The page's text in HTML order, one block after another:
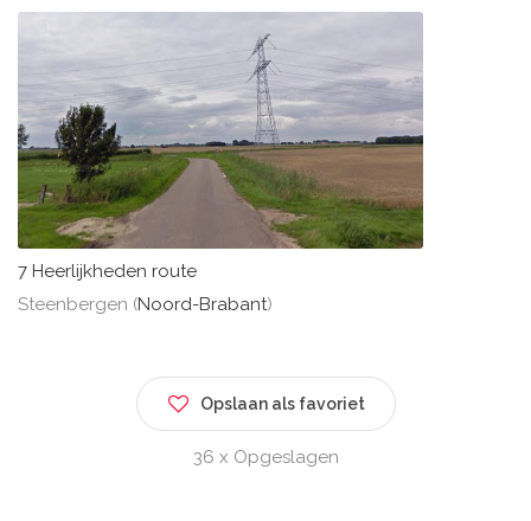
7 Heerlijkheden route
Steenbergen (Noord-Brabant)
Opslaan als favoriet
36 x Opgeslagen